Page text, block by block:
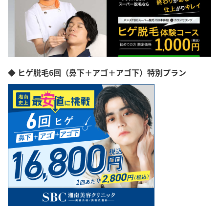
◆ ヒゲ脱毛6回（鼻下＋アゴ＋アゴ下）特別プラン